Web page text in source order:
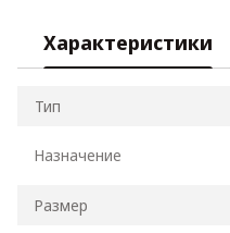
Характеристики
Тип
Назначение
Размер